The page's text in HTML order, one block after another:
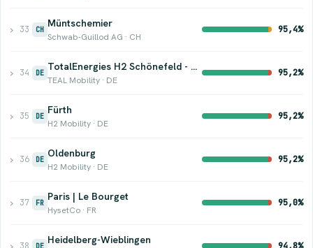
› 33 CH
Müntschemier
Schwab-Guillod AG · CH
95,4%
› 34 DE
TotalEnergies H2 Schönefeld - Berlin
TEAL Mobility · DE
95,2%
› 35 DE
Fürth
H2 Mobility · DE
95,2%
› 36 DE
Oldenburg
H2 Mobility · DE
95,2%
› 37 FR
Paris | Le Bourget
HysetCo · FR
95,0%
DE
Heidelberg-Wieblingen